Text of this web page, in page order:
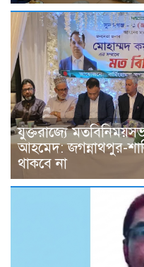
যুক্তরাজ্যে
আহমেদ: জগন্নাথপুর-
থাকবে না